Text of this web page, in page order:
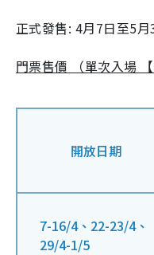
正式發售: 4月7日至5月
門票售價 （單次入場
開放日期
7-16/4、22-23/4、
29/4-1/5